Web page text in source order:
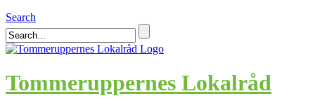
Search
Tommeruppernes Lokalråd